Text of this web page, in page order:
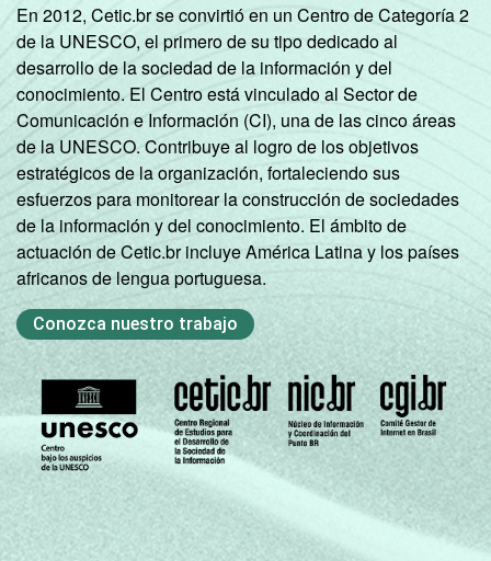
En 2012, Cetic.br se convirtió en un Centro de Categoría 2
de la UNESCO, el primero de su tipo dedicado al
desarrollo de la sociedad de la información y del
conocimiento. El Centro está vinculado al Sector de
Comunicación e Información (CI), una de las cinco áreas
de la UNESCO. Contribuye al logro de los objetivos
estratégicos de la organización, fortaleciendo sus
esfuerzos para monitorear la construcción de sociedades
de la información y del conocimiento. El ámbito de
actuación de Cetic.br incluye América Latina y los países
africanos de lengua portuguesa.
Conozca nuestro trabajo